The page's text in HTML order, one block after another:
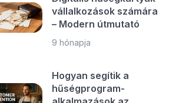
vállalkozások számára
– Modern útmutató
9 hónapja
Hogyan segítik a
hűségprogram-